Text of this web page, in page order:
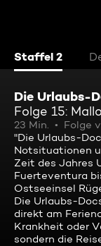
Staffel 2
Die Urlaubs-
Folge 15:
23 Min. Folge
"Die Urlaubs-
Notsituationen
Zeit des Jahres
Fuerteventura
Ostseeinsel
Die Urlaubs-
direkt am
Krankheit oder
sondern die